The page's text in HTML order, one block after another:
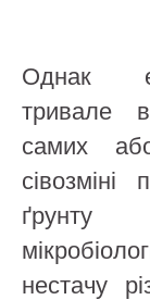
Однак
тривале
самих
ґрунту
нестачу